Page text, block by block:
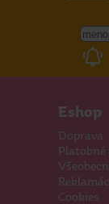
Eshop
Doprava
Platobné
Cookies